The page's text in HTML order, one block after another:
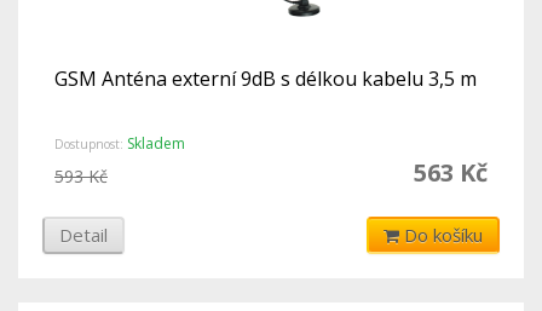
GSM Anténa externí 9dB s délkou kabelu 3,5 m
Dostupnost: Skladem
563 Kč
593 Kč
Detail Do košíku